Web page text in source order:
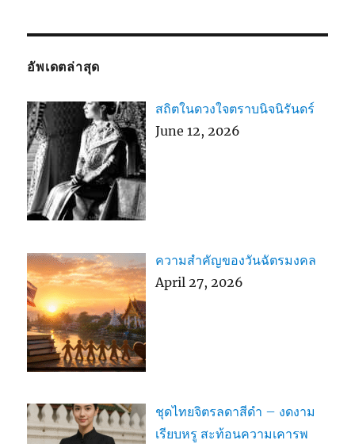
อัพเดตล่าสุด
สถิตในดวงใจตราบนิจนิรันดร์
June 12, 2026
ความสำคัญของวันฉัตรมงคล
April 27, 2026
ชุดไทยจิตรลดาสีดำ – งดงาม
เรียบหรู สะท้อนความเคารพ